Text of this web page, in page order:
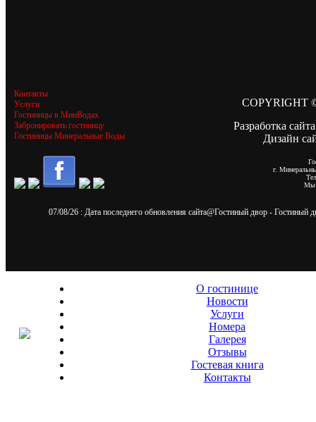
Контакты
Услуги
Гостиницы в МинВодах
Забронировать гостиницу
Гостиницы Минеральные Воды
Разработка
Дизайн
г.
Мы
07/08/26 : Дата последнего обновления сайта@Гостиный двор - Гостиный
О гостинице
Новости
Услуги
Номера
Галерея
Отзывы
Гостевая книга
Контакты